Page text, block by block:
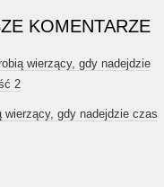
KOMENTARZE
wierzący, gdy nadejdzie
2
wierzący, gdy nadejdzie czas